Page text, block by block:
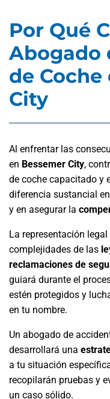
Por Qué
Abogado
de Coche
City
Al enfrentar las
en Bessemer City,
de coche capacitado y
diferencia sustancial
y en asegurar la
La representación
complejidades de las
reclamaciones de
guiará durante el
estén protegidos y
en tu nombre.
Un abogado de
desarrollará una
a tu situación
recopilarán pruebas y
un caso sólido.